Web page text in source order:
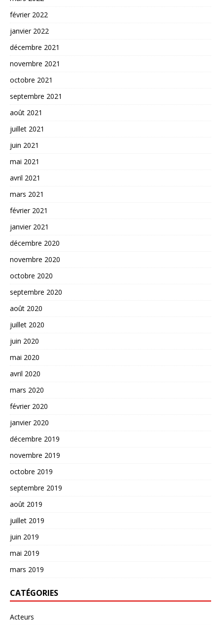
février 2022
janvier 2022
décembre 2021
novembre 2021
octobre 2021
septembre 2021
août 2021
juillet 2021
juin 2021
mai 2021
avril 2021
mars 2021
février 2021
janvier 2021
décembre 2020
novembre 2020
octobre 2020
septembre 2020
août 2020
juillet 2020
juin 2020
mai 2020
avril 2020
mars 2020
février 2020
janvier 2020
décembre 2019
novembre 2019
octobre 2019
septembre 2019
août 2019
juillet 2019
juin 2019
mai 2019
mars 2019
CATÉGORIES
Acteurs